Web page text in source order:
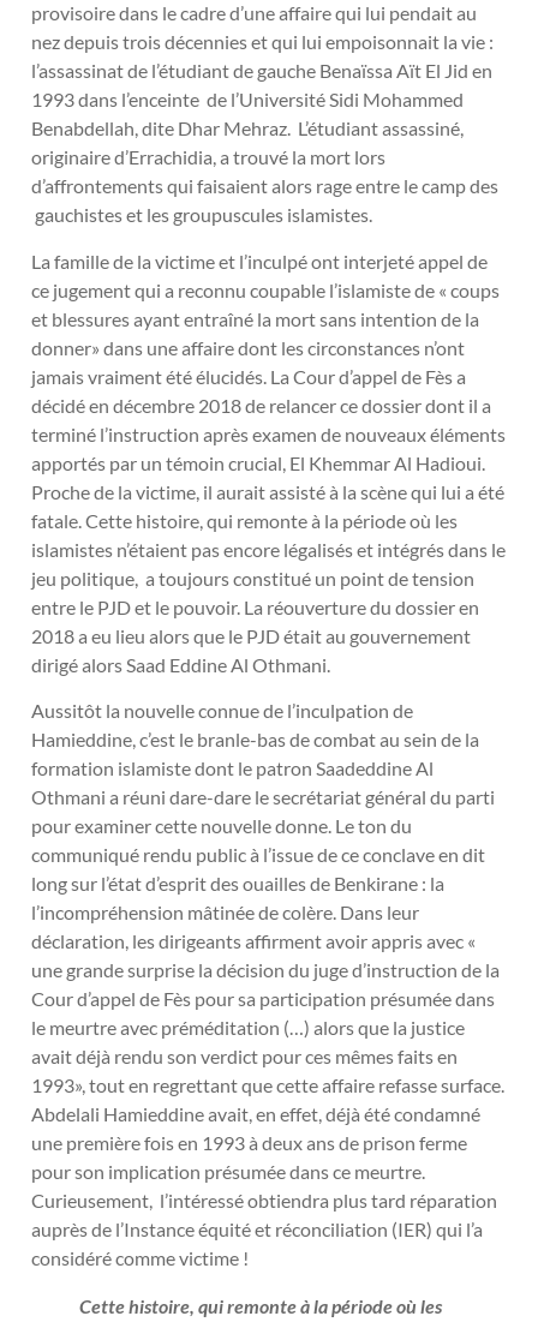
provisoire dans le cadre d’une affaire qui lui pendait au
nez depuis trois décennies et qui lui empoisonnait la vie :
l’assassinat de l’étudiant de gauche Benaïssa Aït El Jid en
1993 dans l’enceinte de l’Université Sidi Mohammed
Benabdellah, dite Dhar Mehraz. L’étudiant assassiné,
originaire d’Errachidia, a trouvé la mort lors
d’affrontements qui faisaient alors rage entre le camp des
gauchistes et les groupuscules islamistes.
La famille de la victime et l’inculpé ont interjeté appel de
ce jugement qui a reconnu coupable l’islamiste de « coups
et blessures ayant entraîné la mort sans intention de la
donner» dans une affaire dont les circonstances n’ont
jamais vraiment été élucidés. La Cour d’appel de Fès a
décidé en décembre 2018 de relancer ce dossier dont il a
terminé l’instruction après examen de nouveaux éléments
apportés par un témoin crucial, El Khemmar Al Hadioui.
Proche de la victime, il aurait assisté à la scène qui lui a été
fatale. Cette histoire, qui remonte à la période où les
islamistes n’étaient pas encore légalisés et intégrés dans le
jeu politique, a toujours constitué un point de tension
entre le PJD et le pouvoir. La réouverture du dossier en
2018 a eu lieu alors que le PJD était au gouvernement
dirigé alors Saad Eddine Al Othmani.
Aussitôt la nouvelle connue de l’inculpation de
Hamieddine, c’est le branle-bas de combat au sein de la
formation islamiste dont le patron Saadeddine Al
Othmani a réuni dare-dare le secrétariat général du parti
pour examiner cette nouvelle donne. Le ton du
communiqué rendu public à l’issue de ce conclave en dit
long sur l’état d’esprit des ouailles de Benkirane : la
l’incompréhension mâtinée de colère. Dans leur
déclaration, les dirigeants affirment avoir appris avec «
une grande surprise la décision du juge d’instruction de la
Cour d’appel de Fès pour sa participation présumée dans
le meurtre avec préméditation (…) alors que la justice
avait déjà rendu son verdict pour ces mêmes faits en
1993», tout en regrettant que cette affaire refasse surface.
Abdelali Hamieddine avait, en effet, déjà été condamné
une première fois en 1993 à deux ans de prison ferme
pour son implication présumée dans ce meurtre.
Curieusement, l’intéressé obtiendra plus tard réparation
auprès de l’Instance équité et réconciliation (IER) qui l’a
considéré comme victime !
Cette histoire, qui remonte à la période où les